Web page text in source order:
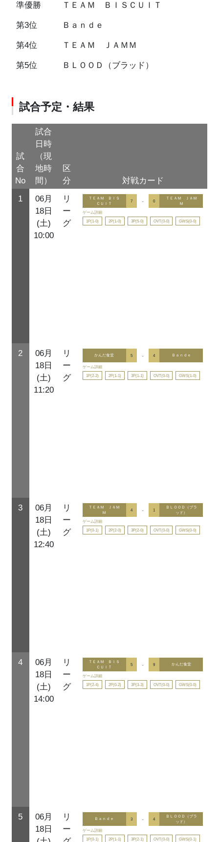
準優勝 ＴＥＡＭ ＢＩＳＣＵＩＴ
第3位 Ｂａｎｄｅ
第4位 ＴＥＡＭ ＪＡＭＭ
第5位 ＢＬＯＯＤ（ブラッド）
試合予定・結果
試
合
No
試合
日時
（現
地時
間）
区
分
対戦カード
1
06月
18日
(土)
10:00
リ
ー
グ
ＴＥＡＭ ＢＩＳ
ＣＵＩＴ
7 - 0
ＴＥＡＭ ＪＡＭ
Ｍ
ゲーム詳細
1P(1-0)
2P(1-0) 3P(5-0) OVT(0-0) GWS(0-0)
2
06月
18日
(土)
11:20
リ
ー
グ
かんだ食堂 5 - 4 Ｂａｎｄｅ
ゲーム詳細
1P(2-2)
2P(1-1) 3P(1-1) OVT(0-0) GWS(1-0)
3
06月
18日
(土)
12:40
リ
ー
グ
ＴＥＡＭ ＪＡＭ
Ｍ
4 - 1
ＢＬＯＯＤ（ブラ
ッド）
ゲーム詳細
1P(0-1)
2P(2-0) 3P(2-0) OVT(0-0) GWS(0-0)
4
06月
18日
(土)
14:00
リ
ー
グ
ＴＥＡＭ ＢＩＳ
ＣＵＩＴ
5 - 9 かんだ食堂
ゲーム詳細
1P(2-4)
2P(0-2) 3P(3-3) OVT(0-0) GWS(0-0)
5
06月
18日
リ
ー
Ｂａｎｄｅ 3 - 4
ＢＬＯＯＤ（ブラ
ッド）
ゲーム詳細
1P(0-1)
2P(1-1) 3P(2-1) OVT(0-0) GWS(0-1)